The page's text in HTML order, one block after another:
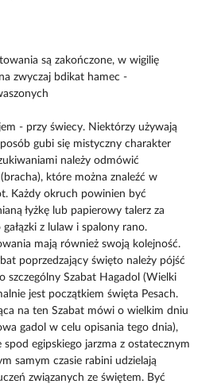
są zakończone, w wigilię
zwyczaj bdikat hamec -
- przy świecy. Niektórzy używają
gubi się mistyczny charakter
należy odmówić
(bracha), które można znaleźć w
Każdy okruch powinien być
łyżkę lub papierowy talerz za
z lulaw i spalony rano.
mają również swoją kolejność.
poprzedzający święto należy pójść
szczególny Szabat Hagadol (Wielki
jest początkiem święta Pesach.
na ten Szabat mówi o wielkim dniu
gadol w celu opisania tego dnia),
egipskiego jarzma z ostatecznym
samym czasie rabini udzielają
związanych ze świętem. Być